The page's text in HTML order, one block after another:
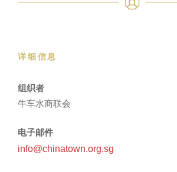
详细信息
组织者
牛车水商联会
电子邮件
info@chinatown.org.sg